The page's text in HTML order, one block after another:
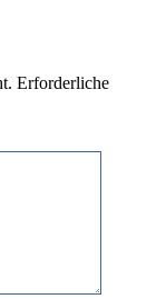
Erforderliche